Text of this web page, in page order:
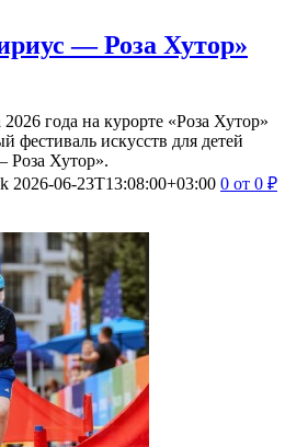
— Роза Хутор»
года на курорте «Роза Хутор»
фестиваль искусств для детей
Хутор».
2026-06-23T13:08:00+03:00 0 от 0 ₽